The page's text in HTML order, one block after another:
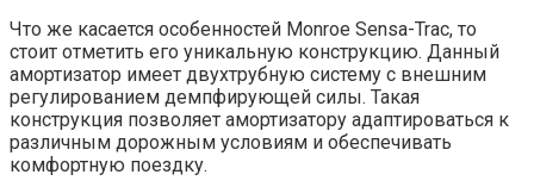
Что же касается особенностей Monroe Sensa-Trac, то
стоит отметить его уникальную конструкцию. Данный
амортизатор имеет двухтрубную систему с внешним
регулированием демпфирующей силы. Такая
конструкция позволяет амортизатору адаптироваться к
различным дорожным условиям и обеспечивать
комфортную поездку.